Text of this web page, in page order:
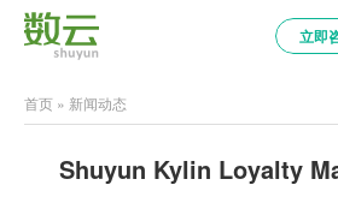
立即
首页 » 新闻动态
Shuyun Kylin Loyalty